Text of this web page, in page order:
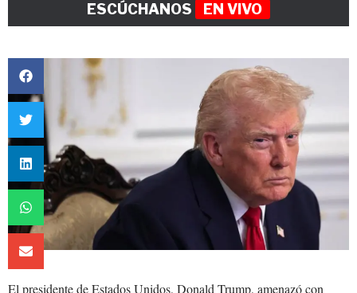
ESCÚCHANOS EN VIVO
El presidente de Estados Unidos, Donald Trump, amenazó con